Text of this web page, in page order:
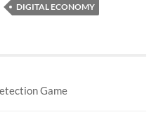
DIGITAL ECONOMY
Game